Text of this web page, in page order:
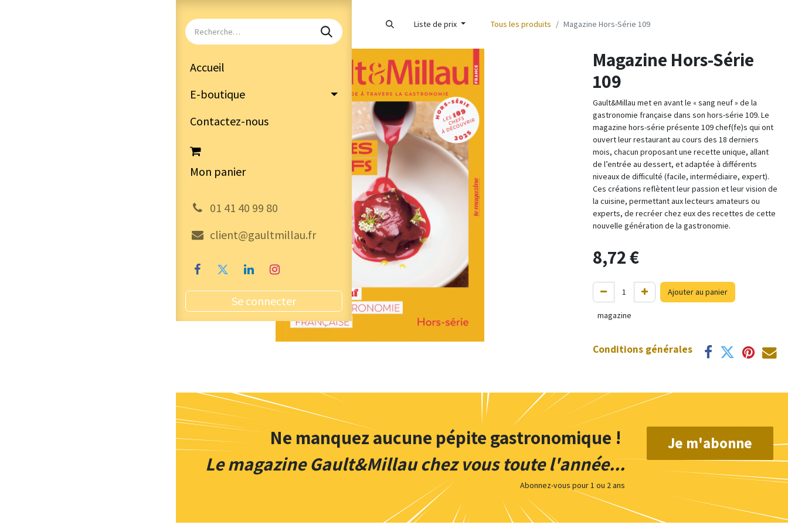
Accueil
E-boutique
Contactez-nous
Mon panier
01 41 40 99 80
client@gaultmillau.fr
Se connecter
Liste de prix Tous les produits Magazine Hors-Série 109
Magazine Hors-Série
109
Gault&Millau met en avant le « sang neuf » de la
gastronomie française dans son hors-série 109. Le
magazine hors-série présente 109 chef(fe)s qui ont
ouvert leur restaurant au cours des 18 derniers
mois, chacun proposant une recette unique, allant
de l’entrée au dessert, et adaptée à différents
niveaux de difficulté (facile, intermédiaire, expert).
Ces créations reflètent leur passion e​t leur vision de
la cuisine, permettant aux lecteurs amateurs ou
experts, de recréer chez eux des recettes de cette
nouvelle génération de la gastronomie.
8,72€
Ajouter au panier
magazine
Conditions générales
Ne manquez aucune pépite gastronomique !
Le magazine Gault&Millau chez vous toute l'année...
Abonnez-vous pour 1 ou 2 ans
Je m'abonne